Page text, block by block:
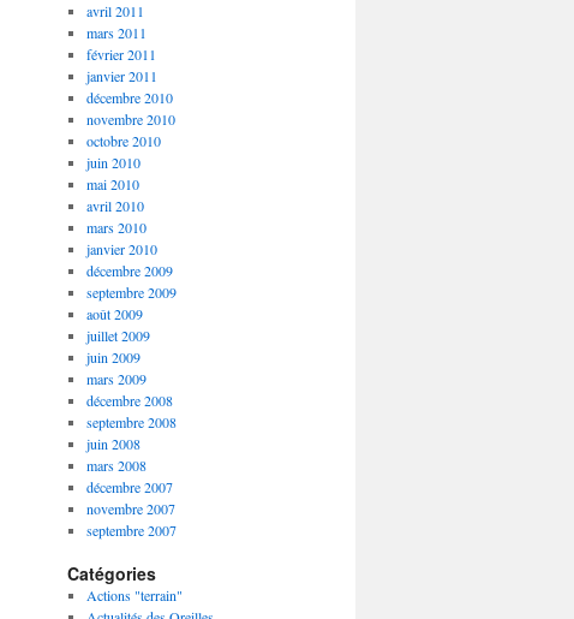
avril 2011
mars 2011
février 2011
janvier 2011
décembre 2010
novembre 2010
octobre 2010
juin 2010
mai 2010
avril 2010
mars 2010
janvier 2010
décembre 2009
septembre 2009
août 2009
juillet 2009
juin 2009
mars 2009
décembre 2008
septembre 2008
juin 2008
mars 2008
décembre 2007
novembre 2007
septembre 2007
Catégories
Actions "terrain"